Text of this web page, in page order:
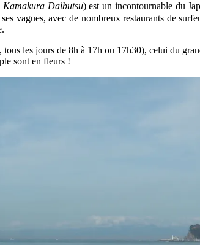
Kamakura Daibutsu) est un incontournable du
vagues, avec de nombreux restaurants de
les jours de 8h à 17h ou 17h30), celui du
sont en fleurs !